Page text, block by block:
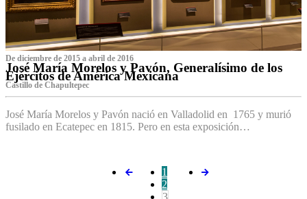
De diciembre de 2015 a abril de 2016
José María Morelos y Pavón, Generalísimo de los
Ejércitos de América Mexicana
C‌astillo de Chapultepec
José María Morelos y Pavón nació en Valladolid en 1765 y murió
fusilado en Ecatepec en 1815. Pero en esta exposición…
1
2
3